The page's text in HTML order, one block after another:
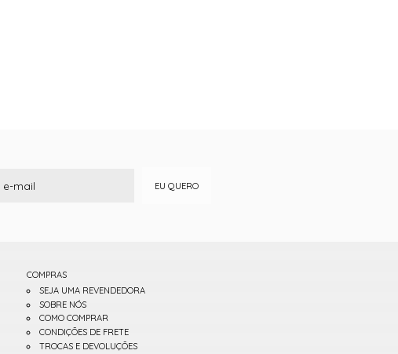
EU QUERO
COMPRAS
SEJA UMA REVENDEDORA
SOBRE NÓS
COMO COMPRAR
CONDIÇÕES DE FRETE
TROCAS E DEVOLUÇÕES